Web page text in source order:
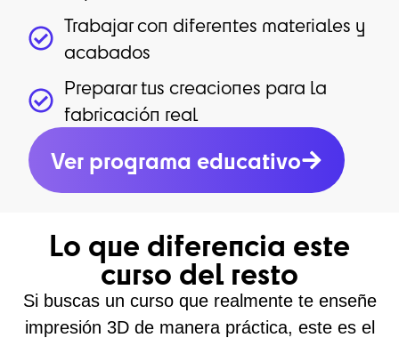
Trabajar con diferentes materiales y
acabados
Preparar tus creaciones para la
fabricación real
Ver programa educativo
Lo que diferencia este
curso del resto
Si buscas un curso que realmente te enseñe
impresión 3D de manera práctica, este es el